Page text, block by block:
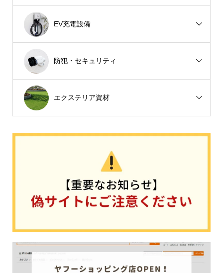
EV充電設備
防犯・セキュリティ
エクステリア資材